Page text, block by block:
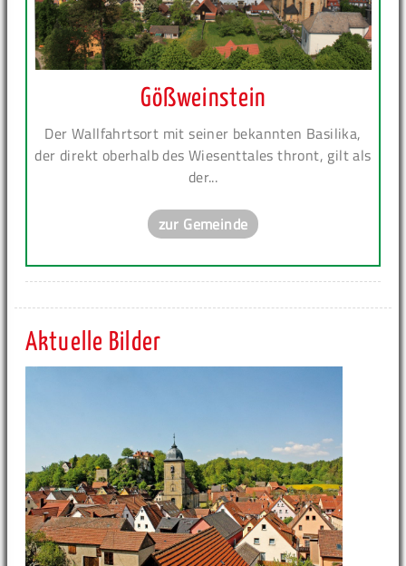
Gößweinstein
Der Wallfahrtsort mit seiner bekannten Basilika,
der direkt oberhalb des Wiesenttales thront, gilt als
der...
zur Gemeinde
Aktuelle Bilder